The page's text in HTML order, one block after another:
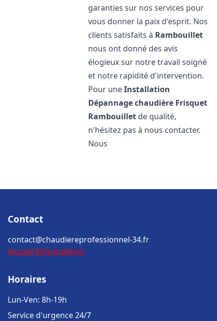
garanties sur nos services pour
vous donner la paix d'esprit. Nos
clients satisfaits à Rambouillet
nous ont donné des avis
élogieux sur notre travail soigné
et notre rapidité d'intervention.
Pour uneInstallation
Dépannage chaudière Frisquet
Rambouillet de qualité,
n'hésitez pas à nous contacter.
Nous
Contact
contact@chaudiereprofessionnel-34.fr
Accueil Informations
Horaires
Lun-Ven: 8h-19h
Service d'urgence 24/7